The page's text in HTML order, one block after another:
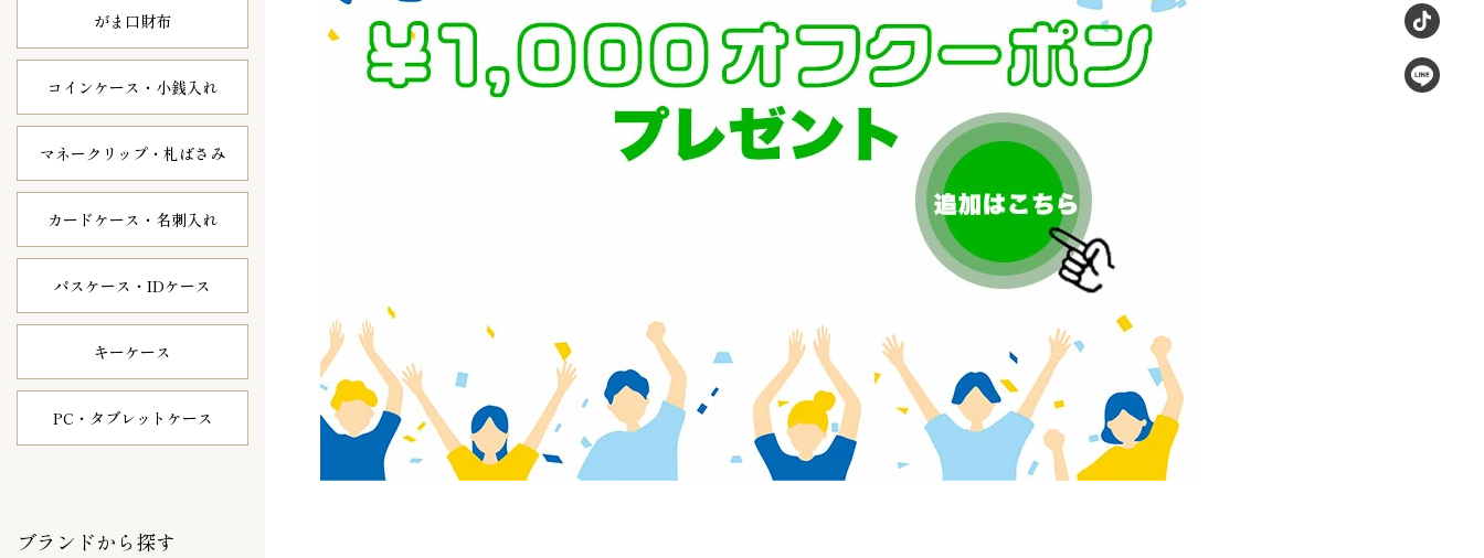
がま口財布
コインケース・ 小銭入れ
マネークリップ・ 札ばさみ
カードケース・ 名刺入れ
パスケース・ IDケース
キーケース
PC・タブレット ケース
ブランドから探す